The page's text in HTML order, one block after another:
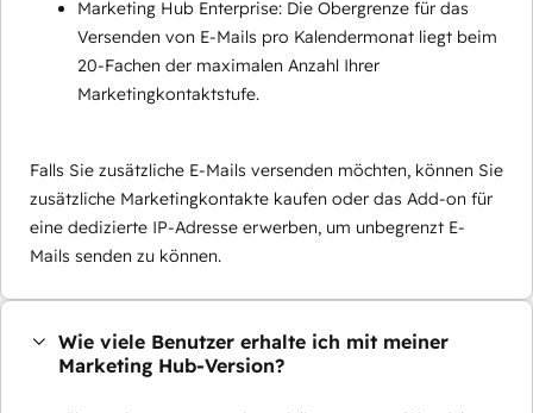
Marketing Hub Enterprise: Die Obergrenze für das
Versenden von E-Mails pro Kalendermonat liegt beim
20-Fachen der maximalen Anzahl Ihrer
Marketingkontaktstufe.
Falls Sie zusätzliche E-Mails versenden möchten, können Sie
zusätzliche Marketingkontakte kaufen oder das Add-on für
eine dedizierte IP-Adresse erwerben, um unbegrenzt E-
Mails senden zu können.
Wie viele Benutzer erhalte ich mit meiner
Marketing Hub-Version?